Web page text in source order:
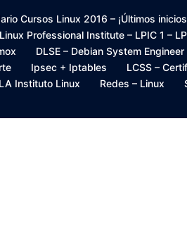
Cursos Linux 2016 – ¡Últimos
Professional Institute – LPIC 1 –
DLSE – Debian System Engineer
Ipsec + Iptables
LCSS –
Instituto Linux Redes – Linux